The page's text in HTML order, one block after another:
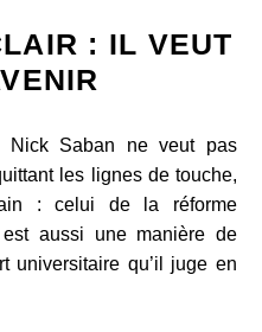
: IL VEUT
Nick Saban ne veut pas
les lignes de touche,
: celui de la réforme
aussi une manière de
universitaire qu’il juge en